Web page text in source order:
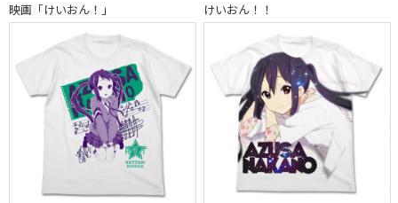
映画「けいおん！」 けいおん！！